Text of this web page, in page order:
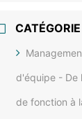
CATÉGORIE
d'équipe - De
de fonction à